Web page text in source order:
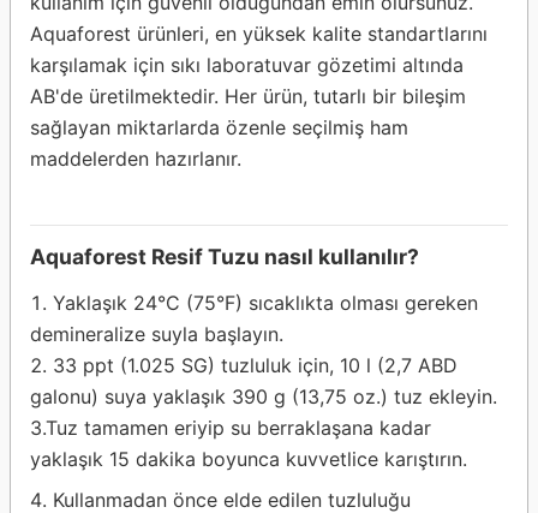
Aquaforest ürünleri, en yüksek kalite standartlarını
karşılamak için sıkı laboratuvar gözetimi altında
AB'de üretilmektedir. Her ürün, tutarlı bir bileşim
sağlayan miktarlarda özenle seçilmiş ham
maddelerden hazırlanır.
Aquaforest Resif Tuzu nasıl kullanılır?
Yaklaşık 24°C (75°F) sıcaklıkta olması gereken
demineralize suyla başlayın.
33 ppt (1.025 SG) tuzluluk için, 10 l (2,7 ABD
galonu) suya yaklaşık 390 g (13,75 oz.) tuz ekleyin.
3.Tuz tamamen eriyip su berraklaşana kadar
yaklaşık 15 dakika boyunca kuvvetlice karıştırın.
Kullanmadan önce elde edilen tuzluluğu